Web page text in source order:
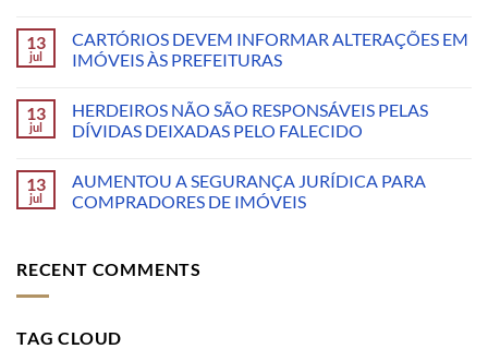
13
jul
CARTÓRIOS DEVEM INFORMAR ALTERAÇÕES EM
IMÓVEIS ÀS PREFEITURAS
13
jul
HERDEIROS NÃO SÃO RESPONSÁVEIS PELAS
DÍVIDAS DEIXADAS PELO FALECIDO
13
jul
AUMENTOU A SEGURANÇA JURÍDICA PARA
COMPRADORES DE IMÓVEIS
RECENT COMMENTS
TAG CLOUD